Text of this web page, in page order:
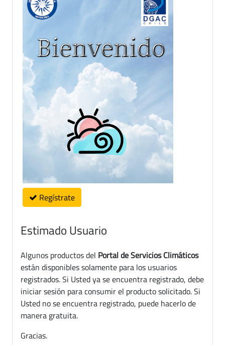
Regístrate
Estimado Usuario
Algunos productos del Portal de Servicios Climáticos
están disponibles solamente para los usuarios
registrados. Si Usted ya se encuentra registrado, debe
iniciar sesión para consumir el producto solicitado. Si
Usted no se encuentra registrado, puede hacerlo de
manera gratuita.
Gracias.